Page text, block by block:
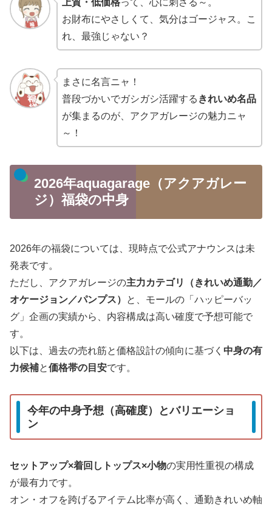
上質・低価格って、心に刺さる～。
お財布にやさしくて、気分はゴージャス。こ
れ、最強じゃない？
まさに名言ニャ！
普段づかいでガシガシ活躍する きれいめ名品
が集まるのが、アクアガレージの魅力ニャ
～！
2026年aquagarage（アクアガレー
ジ）福袋の中身
2026年の福袋については、現時点で公式アナウンスは未
発表です。
ただし、アクアガレージの主力カテゴリ（きれいめ通勤／
オケージョン／パンプス）
と、モールの「ハッピーバッ
グ」企画の実績から、内容構成は高い確度で予想可能で
す。
以下は、過去の売れ筋と価格設計の傾向に基づく 中身の有
力候補と価格帯の目安です。
今年の中身予想（高確度）とバリエーショ
ン
セットアップ×着回しトップス×小物の実用性重視の構成
が最有力です。
オン・オフを跨げるアイテム比率が高く、通勤きれいめ軸